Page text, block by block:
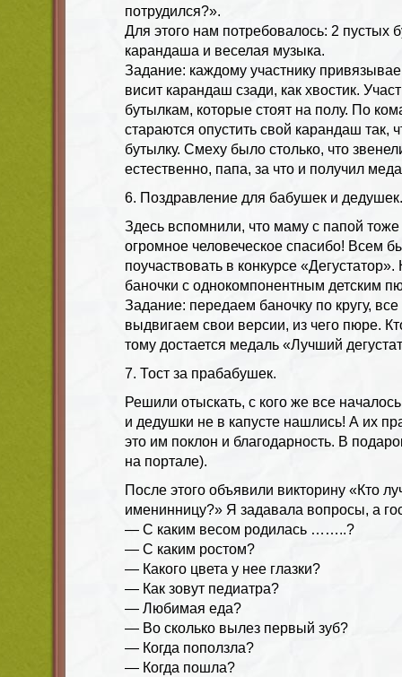
потрудился?».
Для этого нам потребовалось: 2 пустых
карандаша и веселая музыка.
Задание: каждому участнику
висит карандаш сзади, как хвостик.
бутылкам, которые стоят на полу. По
стараются опустить свой карандаш так,
бутылку. Смеху было столько, что
естественно, папа, за что и получил
6. Поздравление для бабушек и дедушек.
Здесь вспомнили, что маму с папой тоже
огромное человеческое спасибо! Всем
поучаствовать в конкурсе
баночки с однокомпонентным детским
Задание: передаем баночку по кругу,
выдвигаем свои версии, из чего пюре.
тому достается медаль «Лучший
7. Тост за прабабушек.
Решили отыскать, с кого же все
и дедушки не в капусте нашлись! А их
это им поклон и благодарность. В
на портале).
После этого объявили викторину «Кто
именинницу?» Я задавала вопросы, а
— С каким весом родилась ……..?
— С каким ростом?
— Какого цвета у нее глазки?
— Как зовут педиатра?
— Любимая еда?
— Во сколько вылез первый зуб?
— Когда поползла?
— Когда пошла?